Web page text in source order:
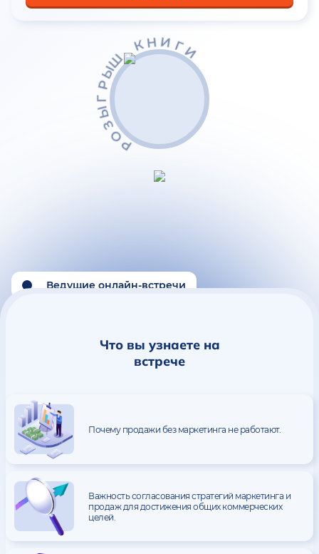
Р
О
З
Ы
Г
РЫШ КНИГ
И
Ведущие онлайн-встречи
Что вы узнаете на
встрече
Почему продажи без маркетинга не работают.
Важность согласования стратегий маркетинга и
продаж для достижения общих коммерческих
целей.